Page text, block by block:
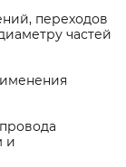
переходов
частей
и